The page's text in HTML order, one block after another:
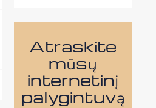
Atraskite
mūsų
internetinį
palygintuvą